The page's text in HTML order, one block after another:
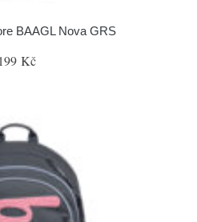
BAAGL Nova GRS
Kč